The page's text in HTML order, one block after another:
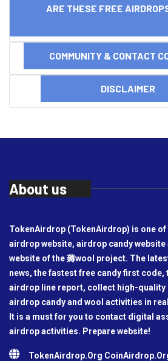
ARE THESE FREE
COMMUNITY & CONTACT
About us
TokenAirdrop (TokenAirdrop) is one
airdrop website, airdrop candy
website of the 薅wool project. The
news, the fastest free candy first code,
airdrop line report, collect high-quality
airdrop candy and wool activities in
It is a must for you to contact digital
airdrop activities. Prepare website!
TokenAirdrop.Org